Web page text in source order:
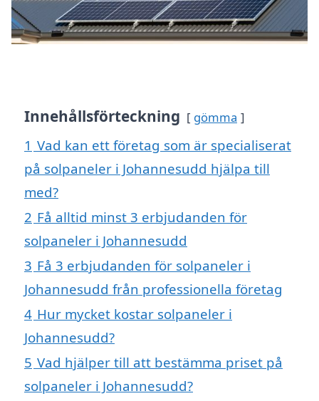
Innehållsförteckning gömma
1 Vad kan ett företag som är specialiserat
på solpaneler i Johannesudd hjälpa till
med?
2 Få alltid minst 3 erbjudanden för
solpaneler i Johannesudd
3 Få 3 erbjudanden för solpaneler i
Johannesudd från professionella företag
4 Hur mycket kostar solpaneler i
Johannesudd?
5 Vad hjälper till att bestämma priset på
solpaneler i Johannesudd?